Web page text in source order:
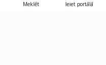
Meklēt Ieiet portālā